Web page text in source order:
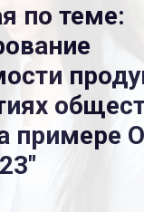
по теме:
примере